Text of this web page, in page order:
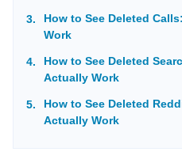
How to See Deleted
Work
How to See Deleted
Actually Work
How to See Deleted
Actually Work